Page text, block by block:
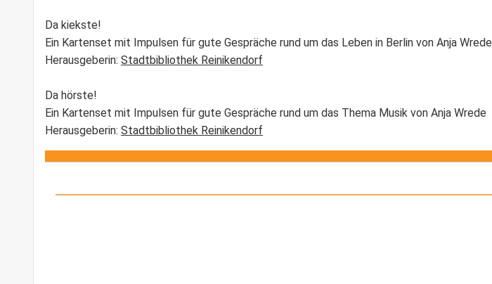
Da kiekste!
Ein Kartenset mit Impulsen für gute Gespräche rund um das Leben in Berlin von Anja Wrede
Herausgeberin: Stadtbibliothek Reinikendorf
Da hörste!
Ein Kartenset mit Impulsen für gute Gespräche rund um das Thema Musik von Anja Wrede
Herausgeberin: Stadtbibliothek Reinikendorf